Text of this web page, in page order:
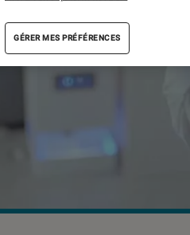
GÉRER MES PRÉFÉRENCES